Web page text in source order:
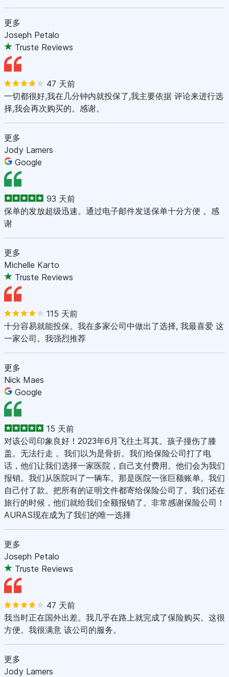
更多
Joseph Petalo
Truste Reviews
47 天前
一切都很好,我在几分钟内就投保了,我主要依据 评论来进行选
择,我会再次购买的。感谢。
更多
Jody Lamers
Google
93 天前
保单的发放超级迅速。通过电子邮件发送保单十分方便 。感
谢
更多
Michelle Karto
Truste Reviews
115 天前
十分容易就能投保。我在多家公司中做出了选择, 我最喜爱 这
一家公司。我强烈推荐
更多
Nick Maes
Google
15 天前
对该公司印象良好！2023年6月飞往土耳其。孩子撞伤了膝
盖。无法行走 。我们以为是骨折。我们给保险公司打了电
话，他们让我们选择一家医院，自己支付费用。他们会为我们
报销。我们从医院叫了一辆车。那是医院一张巨额账单。我们
自己付了款。把所有的证明文件都寄给保险公司了。我们还在
旅行的时候，他们就给我们全额报销了。非常感谢保险公司！
AURAS现在成为了我们的唯一选择
更多
Joseph Petalo
Truste Reviews
47 天前
我当时正在国外出差。我几乎在路上就完成了保险购买。这很
方便。我很满意 该公司的服务。
更多
Jody Lamers